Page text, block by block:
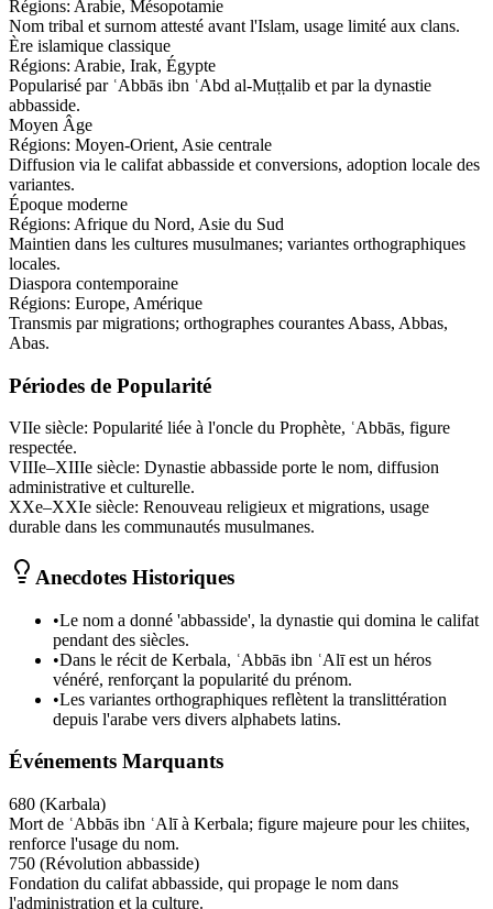
Régions: Arabie, Mésopotamie
Nom tribal et surnom attesté avant l'Islam, usage limité aux clans.
Ère islamique classique
Régions: Arabie, Irak, Égypte
Popularisé par ʿAbbās ibn ʿAbd al‑Muṭṭalib et par la dynastie
abbasside.
Moyen Âge
Régions: Moyen‑Orient, Asie centrale
Diffusion via le califat abbasside et conversions, adoption locale des
variantes.
Époque moderne
Régions: Afrique du Nord, Asie du Sud
Maintien dans les cultures musulmanes; variantes orthographiques
locales.
Diaspora contemporaine
Régions: Europe, Amérique
Transmis par migrations; orthographes courantes Abass, Abbas,
Abas.
Périodes de Popularité
VIIe siècle: Popularité liée à l'oncle du Prophète, ʿAbbās, figure
respectée.
VIIIe–XIIIe siècle: Dynastie abbasside porte le nom, diffusion
administrative et culturelle.
XXe–XXIe siècle: Renouveau religieux et migrations, usage
durable dans les communautés musulmanes.
Anecdotes Historiques
•Le nom a donné 'abbasside', la dynastie qui domina le califat
pendant des siècles.
•Dans le récit de Kerbala, ʿAbbās ibn ʿAlī est un héros
vénéré, renforçant la popularité du prénom.
•Les variantes orthographiques reflètent la translittération
depuis l'arabe vers divers alphabets latins.
Événements Marquants
680 (Karbala)
Mort de ʿAbbās ibn ʿAlī à Kerbala; figure majeure pour les chiites,
renforce l'usage du nom.
750 (Révolution abbasside)
Fondation du califat abbasside, qui propage le nom dans
l'administration et la culture.